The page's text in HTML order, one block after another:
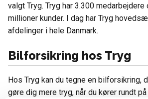
valgt Tryg. Tryg har 3.300 medarbejdere
millioner kunder. I dag har Tryg
afdelinger i hele Danmark.
Bilforsikring hos Tryg
Hos Tryg kan du tegne en bilforsikring,
gøre dig mere tryg, når du kører rundt